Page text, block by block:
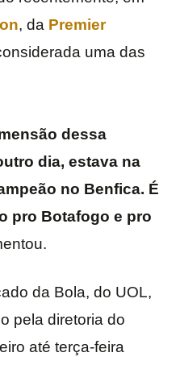
, da Premier
uma das
dessa
dia, estava na
no Benfica. É
pro Botafogo e pro
da Bola, do UOL,
pela diretoria do
até terça-feira